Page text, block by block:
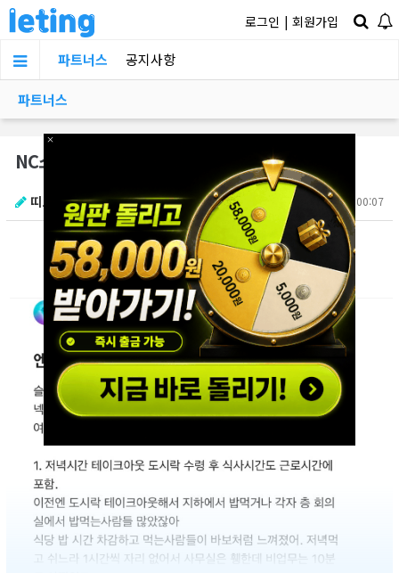
로그인 | 회원가입
파트너스 공지사항
파트너스
NC소프트 내부 폭로
띠로리리 2025.09.10 00:07
×